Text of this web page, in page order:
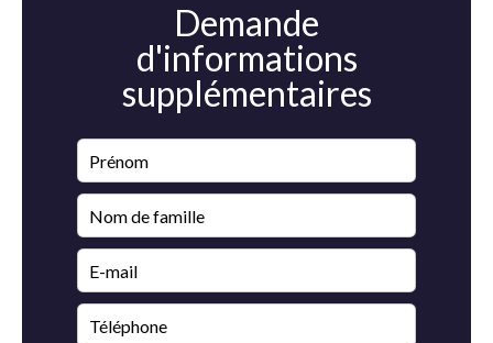
Demande
d'informations
supplémentaires